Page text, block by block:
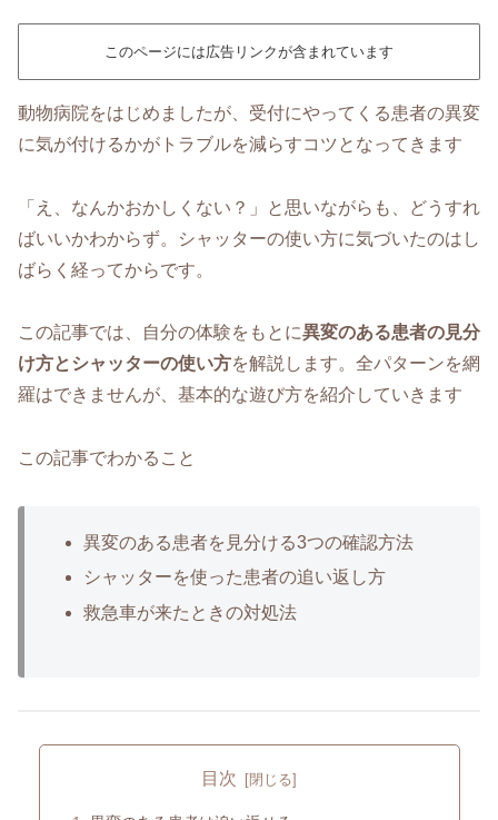
このページには広告リンクが含まれています
動物病院をはじめましたが、受付にやってくる患者の異変
に気が付けるかがトラブルを減らすコツとなってきます
「え、なんかおかしくない？」と思いながらも、どうすれ
ばいいかわからず。シャッターの使い方に気づいたのはし
ばらく経ってからです。
この記事では、自分の体験をもとに異変のある患者の見分
け方とシャッターの使い方を解説します。全パターンを網
羅はできませんが、基本的な遊び方を紹介していきます
この記事でわかること
異変のある患者を見分ける3つの確認方法
シャッターを使った患者の追い返し方
救急車が来たときの対処法
目次